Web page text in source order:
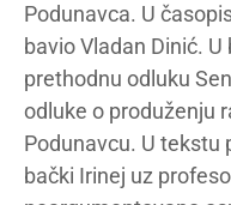
Podunavca. U
bavio Vladan Dinić.
prethodnu odluku
odluke o produženju
Podunavcu. U tekstu
bački Irinej uz